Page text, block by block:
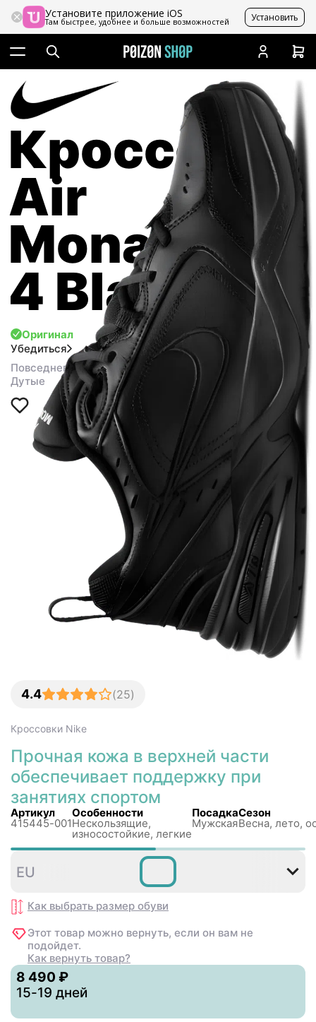
Установите приложение iOS
Там быстрее, удобнее и больше возможностей Установить
Кроссовки
Air
Monarch
4 Black
Оригинал
Убедиться
Повседневная обувь
Дутые
4.4 (25)
Кроссовки Nike
Прочная кожа в верхней части
обеспечивает поддержку при
занятиях спортом
Артикул
415445-001
Особенности
Нескользящиe,
износостойкие, легкие
Посадка
Мужская
Сезон
Весна, лето,
38
EU
Как выбрать размер обуви
Этот товар можно вернуть, если он вам не
подойдет.
Как вернуть товар?
8 490 ₽
15-19 дней